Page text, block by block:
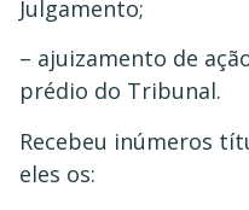
Julgamento;
– ajuizamento de
prédio do Tribunal.
Recebeu inúmeros
eles os: